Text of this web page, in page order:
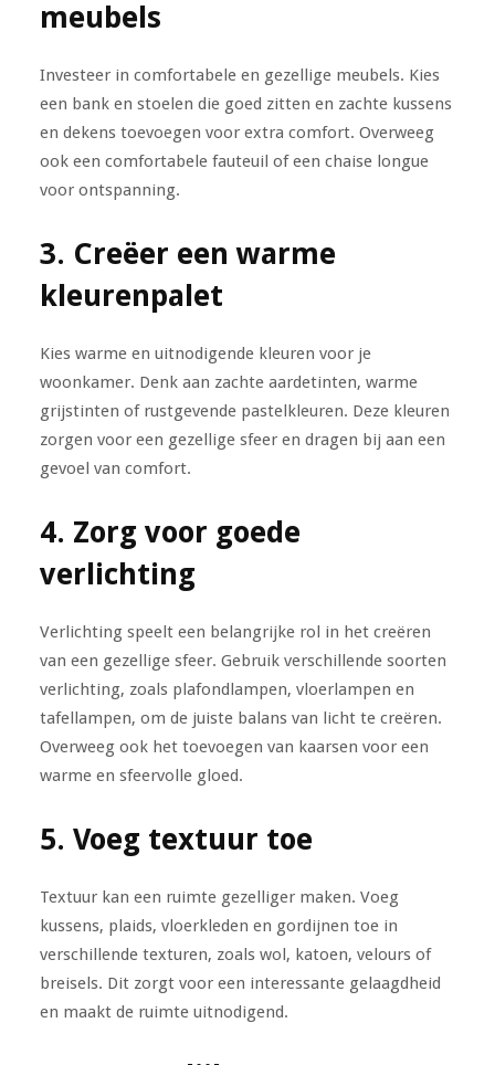
meubels
Investeer in comfortabele en gezellige meubels. Kies
een bank en stoelen die goed zitten en zachte kussens
en dekens toevoegen voor extra comfort. Overweeg
ook een comfortabele fauteuil of een chaise longue
voor ontspanning.
3. Creëer een warme
kleurenpalet
Kies warme en uitnodigende kleuren voor je
woonkamer. Denk aan zachte aardetinten, warme
grijstinten of rustgevende pastelkleuren. Deze kleuren
zorgen voor een gezellige sfeer en dragen bij aan een
gevoel van comfort.
4. Zorg voor goede
verlichting
Verlichting speelt een belangrijke rol in het creëren
van een gezellige sfeer. Gebruik verschillende soorten
verlichting, zoals plafondlampen, vloerlampen en
tafellampen, om de juiste balans van licht te creëren.
Overweeg ook het toevoegen van kaarsen voor een
warme en sfeervolle gloed.
5. Voeg textuur toe
Textuur kan een ruimte gezelliger maken. Voeg
kussens, plaids, vloerkleden en gordijnen toe in
verschillende texturen, zoals wol, katoen, velours of
breisels. Dit zorgt voor een interessante gelaagdheid
en maakt de ruimte uitnodigend.